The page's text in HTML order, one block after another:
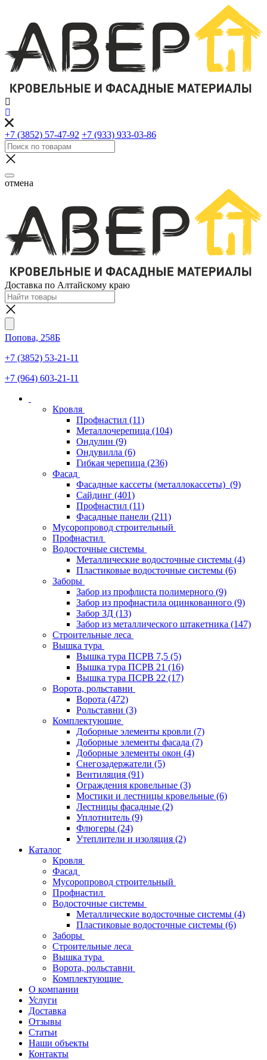
+7 (3852) 57-47-92 +7 (933) 933-03-86
отмена
Доставка по Алтайскому краю
Попова, 258Б
+7 (3852) 53-21-11
+7 (964) 603-21-11
Кровля
Профнастил (11)
Металлочерепица (104)
Ондулин (9)
Ондувилла (6)
Гибкая черепица (236)
Фасад
Фасадные кассеты (металлокассеты) (9)
Сайдинг (401)
Профнастил (11)
Фасадные панели (211)
Мусоропровод строительный
Профнастил
Водосточные системы
Металлические водосточные системы (4)
Пластиковые водосточные системы (6)
Заборы
Забор из профлиста полимерного (9)
Забор из профнастила оцинкованного (9)
Забор 3Д (13)
Забор из металлического штакетника (147)
Строительные леса
Вышка тура
Вышка тура ПСРВ 7,5 (5)
Вышка тура ПСРВ 21 (16)
Вышка тура ПСРВ 22 (17)
Ворота, рольставни
Ворота (472)
Рольставни (3)
Комплектующие
Доборные элементы кровли (7)
Доборные элементы фасада (7)
Доборные элементы окон (4)
Снегозадержатели (5)
Вентиляция (91)
Ограждения кровельные (3)
Мостики и лестницы кровельные (6)
Лестницы фасадные (2)
Уплотнитель (9)
Флюгеры (24)
Утеплители и изоляция (2)
Каталог
Кровля
Фасад
Мусоропровод строительный
Профнастил
Водосточные системы
Металлические водосточные системы (4)
Пластиковые водосточные системы (6)
Заборы
Строительные леса
Вышка тура
Ворота, рольставни
Комплектующие
О компании
Услуги
Доставка
Отзывы
Статьи
Наши объекты
Контакты